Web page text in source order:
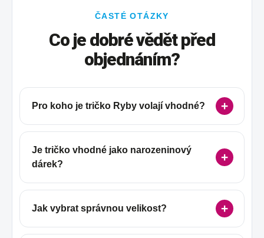
ČASTÉ OTÁZKY
Co je dobré vědět před
objednáním?
Pro koho je tričko Ryby volají vhodné?
Je tričko vhodné jako narozeninový
dárek?
Jak vybrat správnou velikost?